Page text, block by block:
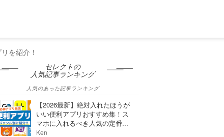
を紹介！
セレクトの
人気記事ランキング
人気のあった記事ランキング
【2026最新】絶対入れたほうが
いい便利アプリおすすめ集！ス
マホに入れるべき人気の定番...
Ken